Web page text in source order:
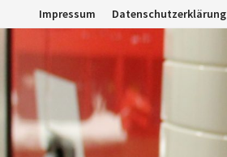
Inhalt
springen
Impressum Datenschutzerklärung